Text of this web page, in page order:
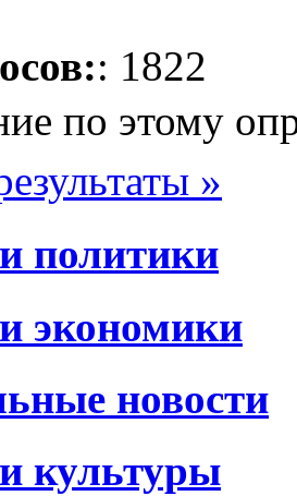
: 1822
по этому
»
политики
экономики
новости
культуры